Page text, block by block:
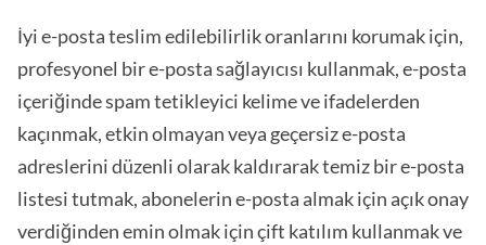
İyi e-posta teslim edilebilirlik oranlarını korumak için,
profesyonel bir e-posta sağlayıcısı kullanmak, e-posta
içeriğinde spam tetikleyici kelime ve ifadelerden
kaçınmak, etkin olmayan veya geçersiz e-posta
adreslerini düzenli olarak kaldırarak temiz bir e-posta
listesi tutmak, abonelerin e-posta almak için açık onay
verdiğinden emin olmak için çift katılım kullanmak ve